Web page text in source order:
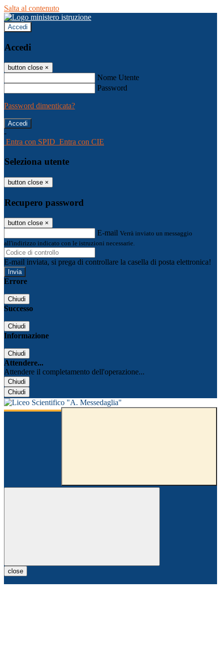
Salta al contenuto
Accedi
Accedi
button close ×
Nome Utente
Password
Password dimenticata?
-
Entra con SPID Entra con CIE
Seleziona utente
button close ×
Recupero password
button close ×
E-mail Verrà inviato un messaggio
all'indirizzo indicato con le istruzioni necessarie.
E-mail inviata, si prega di controllare la casella di posta elettronica!
Errore
Chiudi
Successo
Chiudi
Informazione
Chiudi
Attendere...
Attendere il completamento dell'operazione...
Chiudi
Chiudi
close